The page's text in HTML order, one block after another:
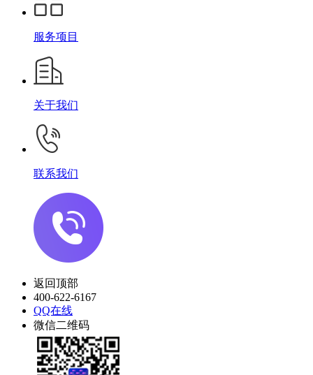
服务项目
关于我们
联系我们
返回顶部
400-622-6167
QQ在线
微信二维码